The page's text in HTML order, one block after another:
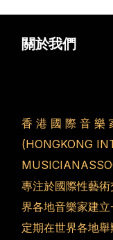
關於我們
香 港 國 際 音 樂
(HONGKONG
專注於國際性藝
界各地音樂家建
定期在世界各地舉